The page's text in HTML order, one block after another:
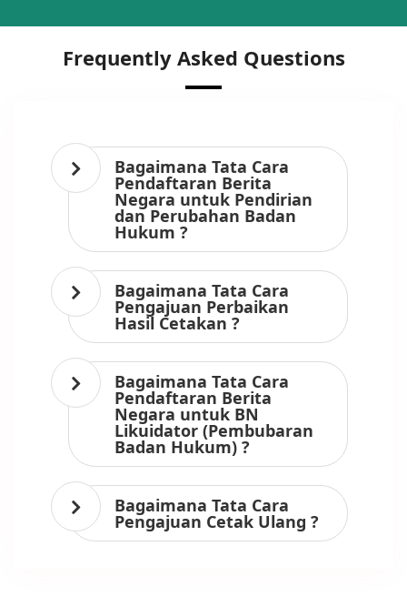
Frequently Asked Questions
Bagaimana Tata Cara
Pendaftaran Berita
Negara untuk Pendirian
dan Perubahan Badan
Hukum ?
Bagaimana Tata Cara
Pengajuan Perbaikan
Hasil Cetakan ?
Bagaimana Tata Cara
Pendaftaran Berita
Negara untuk BN
Likuidator (Pembubaran
Badan Hukum) ?
Bagaimana Tata Cara
Pengajuan Cetak Ulang ?